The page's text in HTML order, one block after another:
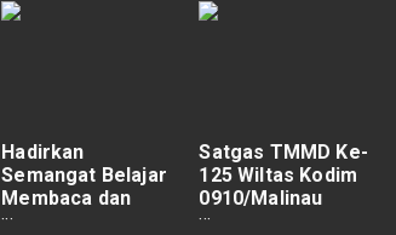
Hadirkan
Semangat Belajar
Membaca dan
Berhitung Dalam
Satgas TMMD Ke-
125 Wiltas Kodim
0910/Malinau
Bangun MCK Layak